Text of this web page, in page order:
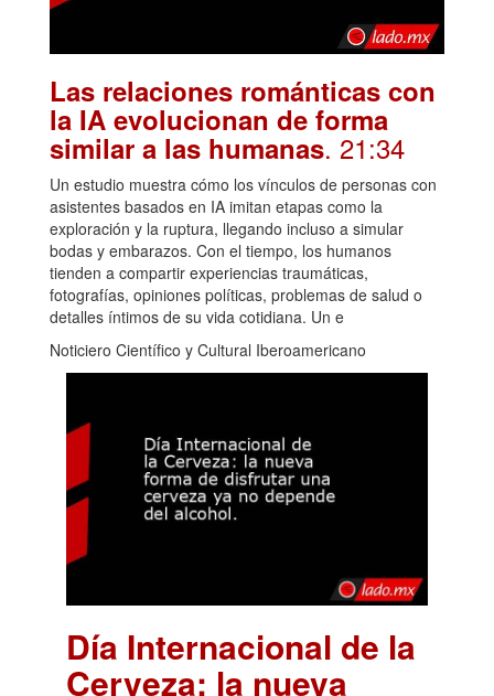
Las relaciones románticas con
la IA evolucionan de forma
similar a las humanas. 21:34
Un estudio muestra cómo los vínculos de personas con
asistentes basados en IA imitan etapas como la
exploración y la ruptura, llegando incluso a simular
bodas y embarazos. Con el tiempo, los humanos
tienden a compartir experiencias traumáticas,
fotografías, opiniones políticas, problemas de salud o
detalles íntimos de su vida cotidiana. Un e
Noticiero Científico y Cultural Iberoamericano
Día Internacional de la
Cerveza: la nueva